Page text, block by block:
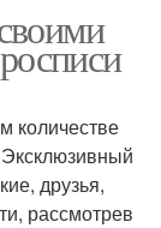
количестве
друзья,
рассмотрев